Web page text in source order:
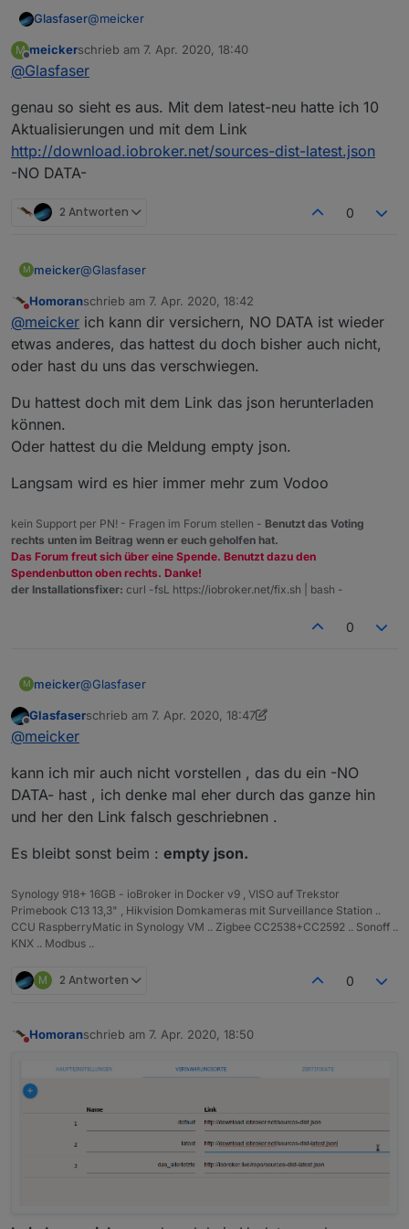
Glasfaser@meicker
also Ende des Liedes ... der Link "
http://download.iobroker.net/sources-dist-latest.json
funktioniert nicht !!
M
Offline
meickerschrieb am 7. Apr. 2020, 18:40
zuletzt editiert von
@Glasfaser
genau so sieht es aus. Mit dem latest-neu hatte ich 10
Aktualisierungen und mit dem Link
http://download.iobroker.net/sources-dist-latest.json
-NO DATA-
2 Antworten 0
M meicker@Glasfaser
genau so sieht es aus. Mit dem latest-neu hatte ich 10
Aktualisierungen und mit dem Link
http://download.iobroker.net/sources-dist-latest.json
-NO DATA-
Nicht stören
Homoranschrieb am 7. Apr. 2020, 18:42
zuletzt editiert von
@meicker ich kann dir versichern, NO DATA ist wieder
etwas anderes, das hattest du doch bisher auch nicht,
oder hast du uns das verschwiegen.
Du hattest doch mit dem Link das json herunterladen
können.
Oder hattest du die Meldung empty json.
Langsam wird es hier immer mehr zum Vodoo
kein Support per PN! - Fragen im Forum stellen - Benutzt das Voting
rechts unten im Beitrag wenn er euch geholfen hat.
Das Forum freut sich über eine Spende. Benutzt dazu den
Spendenbutton oben rechts. Danke!
der Installationsfixer: curl -fsL https://iobroker.net/fix.sh | bash -
0
M meicker@Glasfaser
genau so sieht es aus. Mit dem latest-neu hatte ich 10
-NO DATA-
Offline
Glasfaserschrieb am 7. Apr. 2020, 18:47
zuletzt editiert von Glasfaser4. Juli 2020, 20:47
@meicker
kann ich mir auch nicht vorstellen , das du ein -NO
DATA- hast , ich denke mal eher durch das ganze hin
und her den Link falsch geschriebnen .
Es bleibt sonst beim : empty json.
Synology 918+ 16GB - ioBroker in Docker v9 , VISO auf Trekstor
Primebook C13 13,3" , Hikvision Domkameras mit Surveillance Station ..
CCU RaspberryMatic in Synology VM .. Zigbee CC2538+CC2592 .. Sonoff ..
KNX .. Modbus ..
M 2 Antworten 0
Homoranschrieb am 7. Apr. 2020, 18:50
zuletzt editiert von